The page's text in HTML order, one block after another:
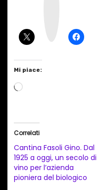
Mi piace:
C
a
m
e
Correlati
Cantina Fasoli Gino. Dal
1925 a oggi, un secolo di
vino per l’azienda
pioniera del biologico